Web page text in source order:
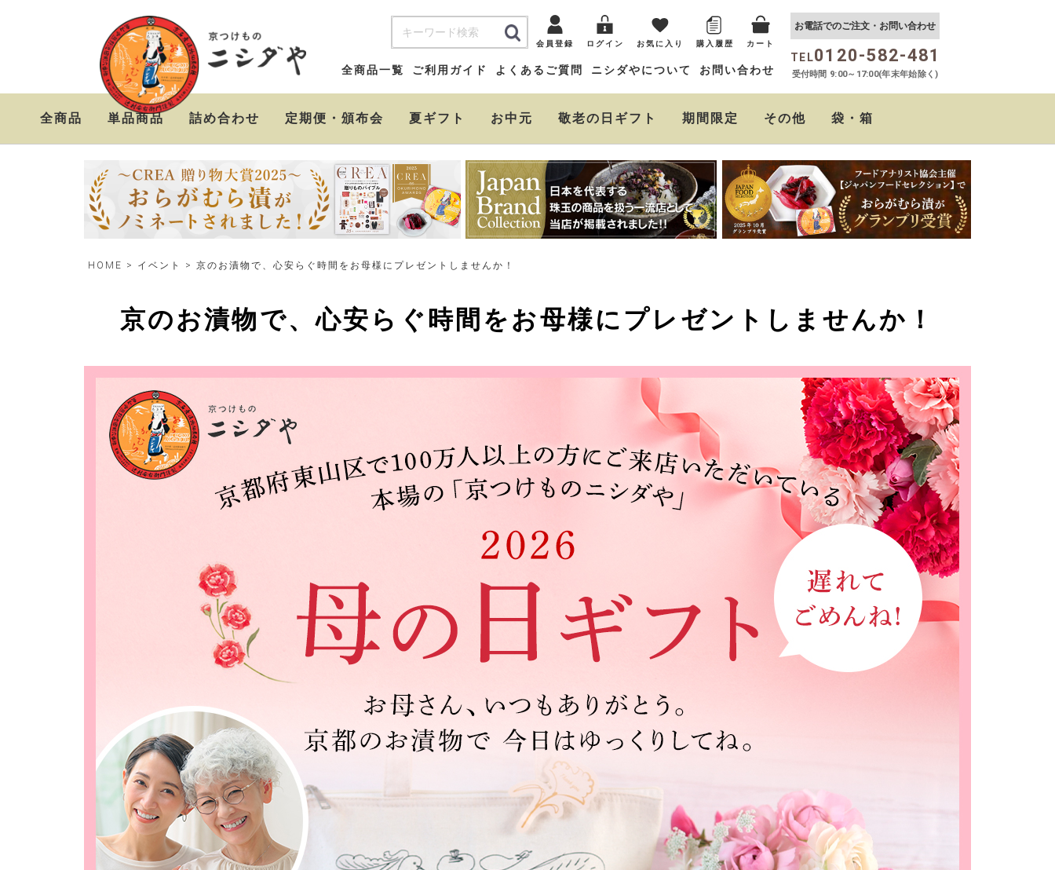
会員登録 ログイン お気に入り 購入履歴 カート
全商品一覧 ご利用ガイド よくあるご質問 ニシダやについて お問い合わせ
お電話でのご注文・お問い合わせ
TEL0120-582-481
受付時間 9:00～17:00(年末年始除く)
全商品 単品商品 詰め合わせ
セット
ット
定期便・頒布会 夏ギフト お中元 敬老の日ギフト 期間限定 その他
おらがむら まぜごはん
の素
しば茶漬け
たるたるソース
クリームチーズの西京
味噌漬
ちりめん山椒
おらがむらポン酢
袋・箱
HOME イベント 京のお漬物で、心安らぐ時間をお母様にプレゼントしませんか！
京のお漬物で、心安らぐ時間をお母様にプレゼントしませんか！